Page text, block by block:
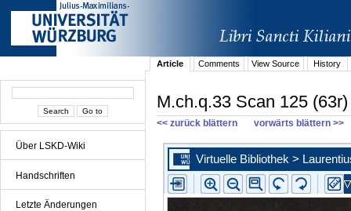
Über LSKD-Wiki
Handschriften
Letzte Änderungen
Article Comments View Source History
M.ch.q.33 Scan 125 (63r)
<< zurück blättern vorwärts blättern >>